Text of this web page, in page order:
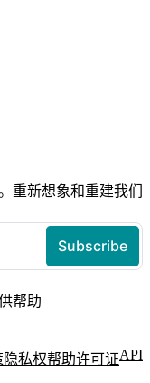
重新想象和重建我们
帮助
隐私权帮助许可证API